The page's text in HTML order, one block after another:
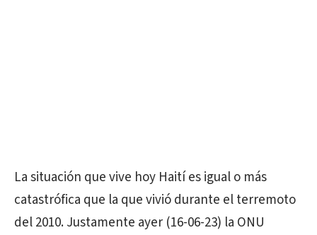
La situación que vive hoy Haití es igual o más
catastrófica que la que vivió durante el terremoto
del 2010. Justamente ayer (16-06-23) la ONU